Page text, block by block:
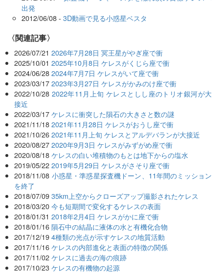
出発
2012/06/08 - 3D動画で見る小惑星ベスタ
関連記事
2026/07/21 2026年7月28日 冥王星がやぎ座で衝
2025/10/01 2025年10月8日 ケレスがくじら座で衝
2024/06/28 2024年7月7日 ケレスがいて座で衝
2023/03/17 2023年3月27日 ケレスがかみのけ座で衝
2022/10/28 2022年11月上旬 ケレスとしし座のトリオ銀河が大
接近
2022/03/17 ケレスに衝突した隕石の大きさと数の謎
2021/11/18 2021年11月28日 ケレスがおうし座で衝
2021/10/26 2021年11月上旬 ケレスとアルデバランが大接近
2020/08/27 2020年9月3日 ケレスがみずがめ座で衝
2020/08/18 ケレスの白い堆積物のもとは地下からの塩水
2019/05/22 2019年5月29日 ケレスがさそり座で衝
2018/11/08 小惑星・準惑星探査機ドーン、11年間のミッション
を終了
2018/07/09 35km上空からクローズアップ撮影されたケレス
2018/03/20 今も短期間で変化するケレスの表面
2018/01/31 2018年2月4日 ケレスがかに座で衝
2018/01/16 隕石中の結晶に液体の水と有機化合物
2017/12/19 4種類の光点が示すケレスの地質活動
2017/11/16 ケレスの内部進化と表面の特徴の関係
2017/11/02 ケレスに過去の海の痕跡
2017/10/23 ケレスの有機物の起源